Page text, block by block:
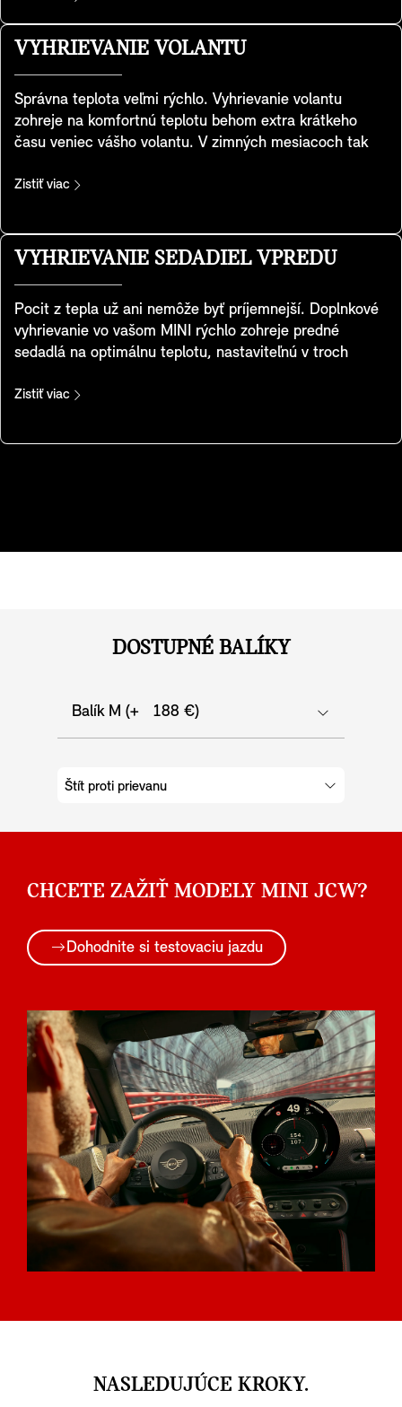
pri cúvaní nakloní smerom dolu, aby ste videli obrubník.
preferované nastavenie sedadla aj zrkadiel. V studenom
počasí sa zrkadlá automaticky zohrejú pre odstránenie
zahmlenia a prevenciu námrazy. Vonkajšie zrkadlo vás
MINI.
VYHRIEVANIE VOLANTU
Správna teplota veľmi rýchlo. Vyhrievanie volantu
zohreje na komfortnú teplotu behom extra krátkeho
času veniec vášho volantu. V zimných mesiacoch tak
spríjemní zážitok z každodenného dochádzania aj z
vykurovanie celého interiéru, obzvlášť pri krátkych
Zistiť viac
VYHRIEVANIE SEDADIEL VPREDU
Pocit z tepla už ani nemôže byť príjemnejší. Doplnkové
vyhrievanie vo vašom MINI rýchlo zohreje predné
sedadlá na optimálnu teplotu, nastaviteľnú v troch
Výsledný komfort prinesie zohriatie sedákov a celej
Zistiť viac
DOSTUPNÉ BALÍKY
Balík M (+ 188 €)
Štít proti prievanu
CHCETE ZAŽIŤ MODELY MINI JCW?
Dohodnite si testovaciu jazdu
NASLEDUJÚCE KROKY.